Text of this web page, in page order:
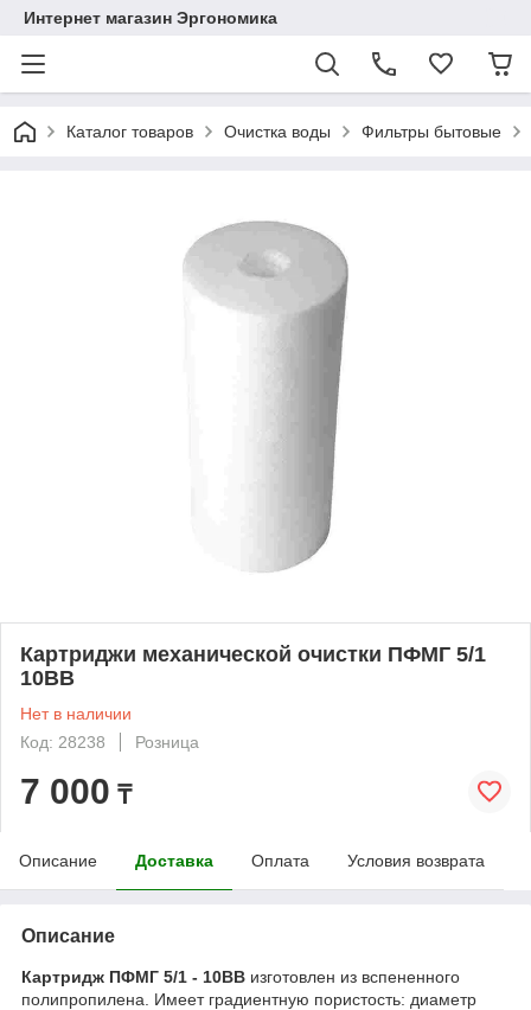
Интернет магазин Эргономика
Каталог товаров Очистка воды Фильтры бытовые
Картриджи механической очистки ПФМГ 5/1
10BB
Нет в наличии
Код: 28238
Розница
7 000 ₸
Описание Доставка Оплата Условия возврата
Описание
Картридж ПФМГ 5/1 - 10BB изготовлен из вспененного
полипропилена. Имеет градиентную пористость: диаметр